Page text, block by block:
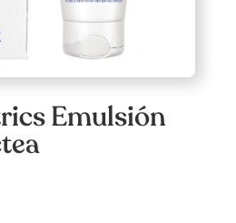
Emulsión